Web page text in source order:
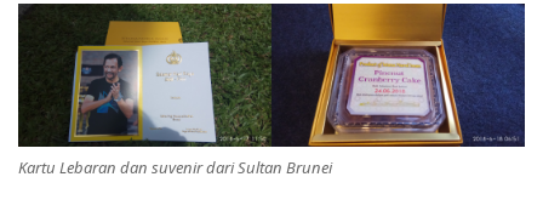
Kartu Lebaran dan suvenir dari Sultan Brunei